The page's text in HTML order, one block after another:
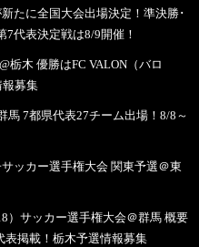
たに全国大会出場決定！準決勝･
代表決定戦は8/9開催！
栃木 優勝はFC VALON（バロ
募集
馬 7都県代表27チーム出場！8/8～
ッカー選手権大会 関東予選＠東
）サッカー選手権大会＠群馬 概要
表掲載！栃木予選情報募集